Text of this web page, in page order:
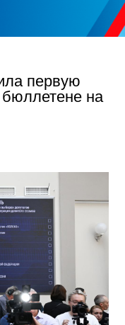
первую
бюллетене на